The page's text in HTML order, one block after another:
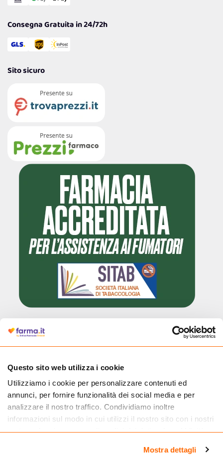
Questo sito web utilizza i cookie
Utilizziamo i cookie per personalizzare contenuti ed
annunci, per fornire funzionalità dei social media e per
analizzare il nostro traffico. Condividiamo inoltre
informazioni sul modo in cui utilizzi il nostro sito con i nostri
partner che si occupano di analisi dei dati web, pubblicità e
informazioni che hai fornito loro o che hanno raccolto dal
Mostra dettagli
Consegna Gratuita in 24/72h
Sito sicuro
autorizzata dal Ministero della Salute a effettuare la vendita online di